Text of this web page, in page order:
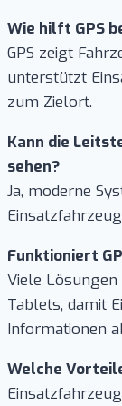
Wie hilft GPS
GPS zeigt
unterstützt
zum Zielort.
Kann die
sehen?
Ja, moderne
Funktioniert
Viele
Tablets, damit
Informationen
Welche